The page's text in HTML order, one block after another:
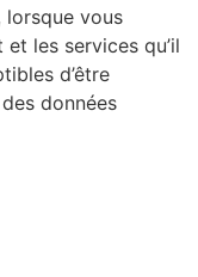
lorsque vous
les services qu’il
d’être
données